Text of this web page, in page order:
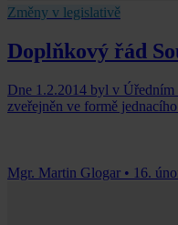
Změny v legislativě
Doplňkový řád
Dne 1.2.2014 byl v
zveřejněn ve formě
Mgr. Martin Glogar • 16.